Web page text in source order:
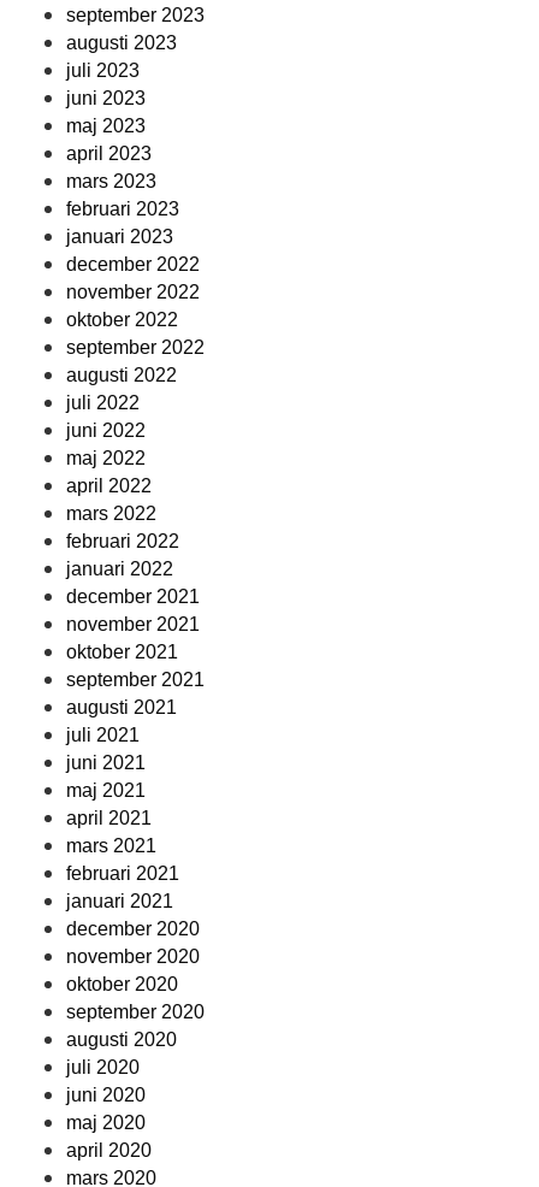
september 2023
augusti 2023
juli 2023
juni 2023
maj 2023
april 2023
mars 2023
februari 2023
januari 2023
december 2022
november 2022
oktober 2022
september 2022
augusti 2022
juli 2022
juni 2022
maj 2022
april 2022
mars 2022
februari 2022
januari 2022
december 2021
november 2021
oktober 2021
september 2021
augusti 2021
juli 2021
juni 2021
maj 2021
april 2021
mars 2021
februari 2021
januari 2021
december 2020
november 2020
oktober 2020
september 2020
augusti 2020
juli 2020
juni 2020
maj 2020
april 2020
mars 2020